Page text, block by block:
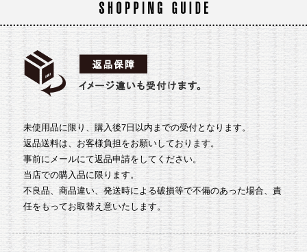
未使用品に限り、購入後7日以内までの受付となります。
返品送料は、お客様負担をお願いしております。
事前にメールにて返品申請をしてください。
当店での購入品に限ります。
不良品、商品違い、発送時による破損等で不備のあった場合、責
任をもってお取替え意いたします。